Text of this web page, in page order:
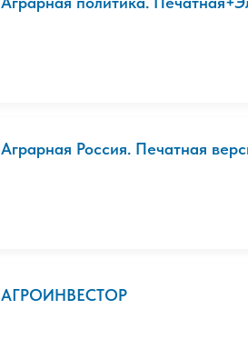
Аграрная Россия. Печатная
АГРОИНВЕСТОР